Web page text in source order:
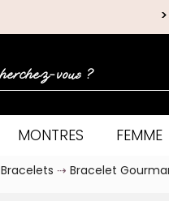
MONTRES FEMME
Bracelets Bracelet